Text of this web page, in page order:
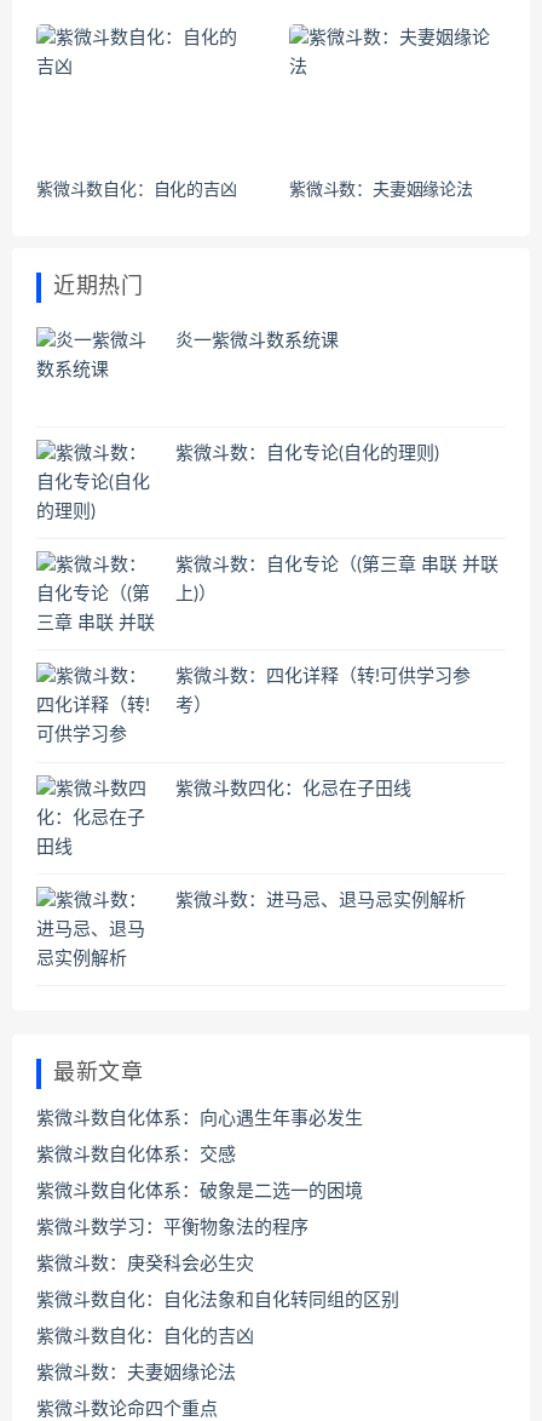
紫微斗数自化：自化的吉凶 紫微斗数：夫妻姻缘论法
近期热门
炎一紫微斗数系统课
紫微斗数：自化专论(自化的理则)
紫微斗数：自化专论（(第三章 串联 并联
上)）
紫微斗数：四化详释（转!可供学习参
考）
紫微斗数四化：化忌在子田线
紫微斗数：进马忌、退马忌实例解析
最新文章
紫微斗数自化体系：向心遇生年事必发生
紫微斗数自化体系：交感
紫微斗数自化体系：破象是二选一的困境
紫微斗数学习：平衡物象法的程序
紫微斗数：庚癸科会必生灾
紫微斗数自化：自化法象和自化转同组的区别
紫微斗数自化：自化的吉凶
紫微斗数：夫妻姻缘论法
紫微斗数论命四个重点